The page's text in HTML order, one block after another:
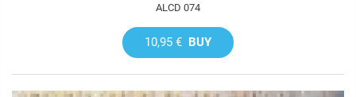
ALCD 074
10,95 € BUY